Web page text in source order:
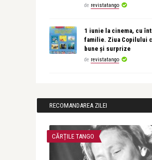
de revistatango
1 iunie la cinema, cu
familie. Ziua Copilului
bune și surprize
de revistatango
RECOMANDAREA ZILEI
CĂRȚILE TANGO